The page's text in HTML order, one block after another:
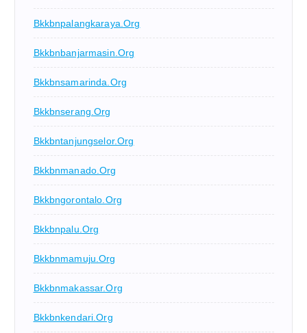
Bkkbnpalangkaraya.org
Bkkbnbanjarmasin.org
Bkkbnsamarinda.org
Bkkbnserang.org
Bkkbntanjungselor.org
Bkkbnmanado.org
Bkkbngorontalo.org
Bkkbnpalu.org
Bkkbnmamuju.org
Bkkbnmakassar.org
Bkkbnkendari.org